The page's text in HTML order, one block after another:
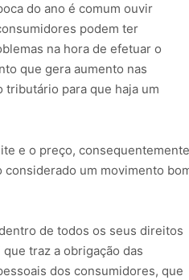
do ano é comum ouvir
podem ter
na hora de efetuar o
que gera aumento nas
tributário para que haja um
e o preço,
considerado um movimento
de todos os seus direitos
traz a obrigação das
dos consumidores, que